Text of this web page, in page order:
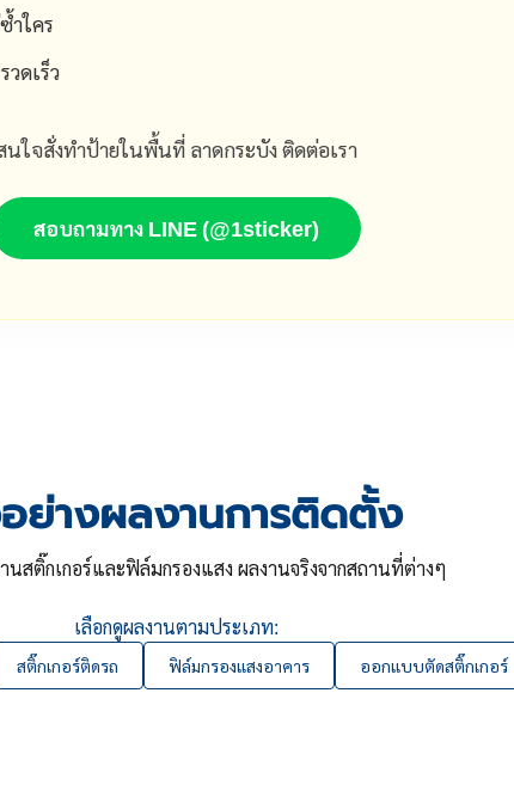
ำใคร
ดเร็ว
นใจสั่งทำป้ายในพื้นที่ ลาดกระบัง ติดต่อเรา
สอบถามทาง LINE (@1sticker)
ย่างผลงานการติดตั้ง
นสติ๊กเกอร์และฟิล์มกรองแสง ผลงานจริงจากสถานที่ต่างๆ
เลือกดูผลงานตามประเภท:
สติ๊กเกอร์ติดรถ ฟิล์มกรองแสงอาคาร ออกแบบตัดสติ๊กเกอร์